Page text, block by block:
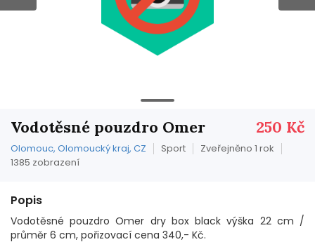
250 Kč
Vodotěsné pouzdro Omer
Olomouc, Olomoucký kraj, CZ Sport
Zveřejněno 1 rok
1385 zobrazení
Popis
Vodotěsné pouzdro Omer dry box black výška 22 cm /
průměr 6 cm, pořizovací cena 340,- Kč.